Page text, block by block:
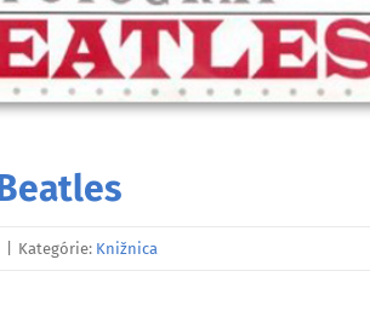
Kategórie: Knižnica